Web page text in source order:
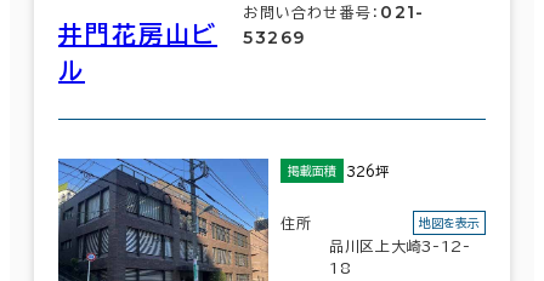
井門花房山ビ
ル
お問い合わせ番号： 021-
53269
掲載面積 326坪
住所
品川区上大崎3-12-
18
地図を表示